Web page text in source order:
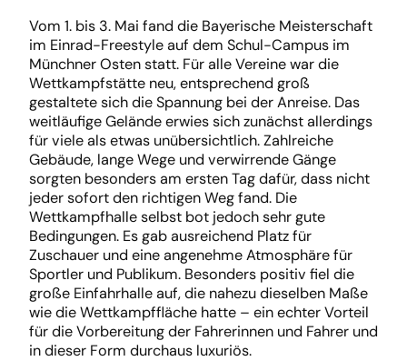
Vom 1. bis 3. Mai fand die Bayerische Meisterschaft
im Einrad-Freestyle auf dem Schul-Campus im
Münchner Osten statt. Für alle Vereine war die
Wettkampfstätte neu, entsprechend groß
gestaltete sich die Spannung bei der Anreise. Das
weitläufige Gelände erwies sich zunächst allerdings
für viele als etwas unübersichtlich. Zahlreiche
Gebäude, lange Wege und verwirrende Gänge
sorgten besonders am ersten Tag dafür, dass nicht
jeder sofort den richtigen Weg fand. Die
Wettkampfhalle selbst bot jedoch sehr gute
Bedingungen. Es gab ausreichend Platz für
Zuschauer und eine angenehme Atmosphäre für
Sportler und Publikum. Besonders positiv fiel die
große Einfahrhalle auf, die nahezu dieselben Maße
wie die Wettkampffläche hatte – ein echter Vorteil
für die Vorbereitung der Fahrerinnen und Fahrer und
in dieser Form durchaus luxuriös.